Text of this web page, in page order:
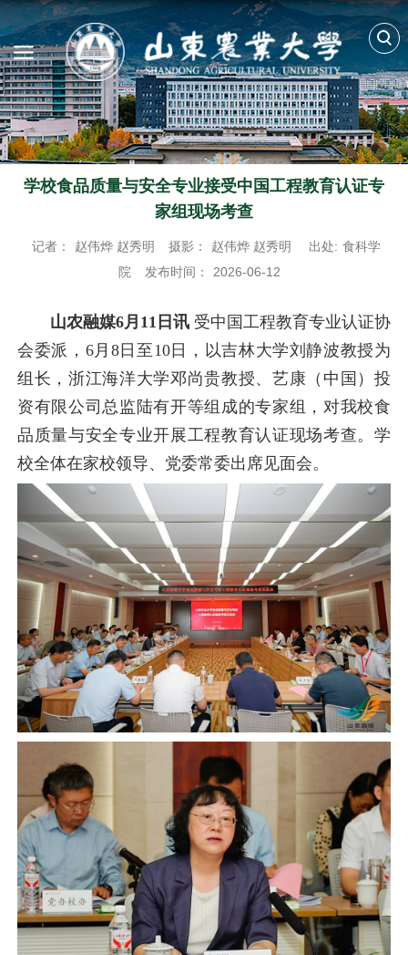
学校食品质量与安全专业接受中国工程教育认证专
家组现场考查
记者： 赵伟烨 赵秀明 摄影： 赵伟烨 赵秀明 出处: 食科学
院
发布时间： 2026-06-12
山农融媒6月11日讯 受中国工程教育专业认证协
会委派， 6月8日至10日
，以吉林大学刘静波教授为
组长，浙江海洋大学邓尚贵教授、艺康（中国）投
资有限公司总监陆有开等组成的专家组，对我校食
品质量与安全专业开展工程教育认证现场考查。学
校全体在家校领导、党委常委出席见面会。